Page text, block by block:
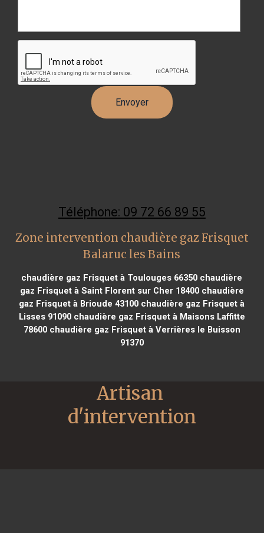
Téléphone: 09 72 66 89 55
Zone intervention chaudière gaz Frisquet
Balaruc les Bains
chaudière gaz Frisquet à Toulouges 66350 chaudière
gaz Frisquet à Saint Florent sur Cher 18400chaudière
gaz Frisquet à Brioude 43100 chaudière gaz Frisquet à
Lisses 91090chaudière gaz Frisquet à Maisons Laffitte
78600chaudière gaz Frisquet à Verrières le Buisson
91370
Artisan
d'intervention